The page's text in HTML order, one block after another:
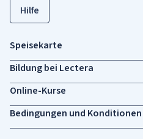
Hilfe
Speisekarte
Bildung bei Lectera
Online-Kurse
Bedingungen und Konditionen